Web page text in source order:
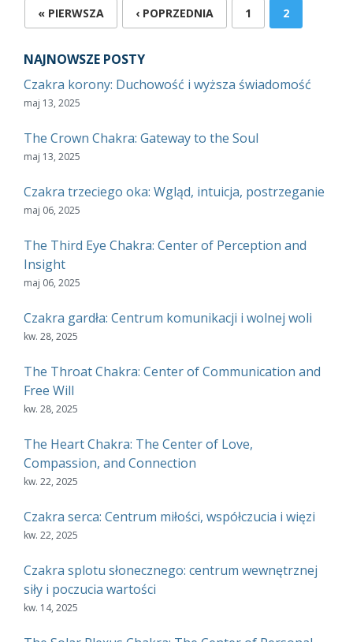
« PIERWSZA ‹ POPRZEDNIA 1 2
NAJNOWSZE POSTY
Czakra korony: Duchowość i wyższa świadomość
maj 13, 2025
The Crown Chakra: Gateway to the Soul
maj 13, 2025
Czakra trzeciego oka: Wgląd, intuicja, postrzeganie
maj 06, 2025
The Third Eye Chakra: Center of Perception and
Insight
maj 06, 2025
Czakra gardła: Centrum komunikacji i wolnej woli
kw. 28, 2025
The Throat Chakra: Center of Communication and
Free Will
kw. 28, 2025
The Heart Chakra: The Center of Love,
Compassion, and Connection
kw. 22, 2025
Czakra serca: Centrum miłości, współczucia i więzi
kw. 22, 2025
Czakra splotu słonecznego: centrum wewnętrznej
siły i poczucia wartości
kw. 14, 2025